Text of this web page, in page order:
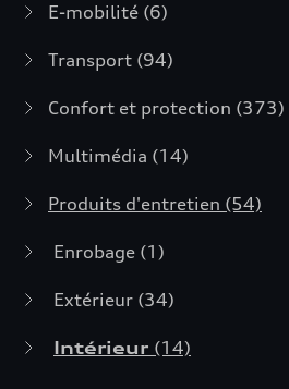
E-mobilité (6)
Transport (94)
Confort et protection (373)
Multimédia (14)
Produits d'entretien (54)
Enrobage (1)
Extérieur (34)
Intérieur (14)